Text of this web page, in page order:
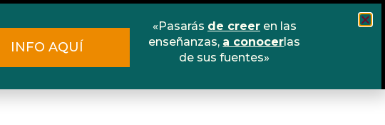
Blog Cursos Escuela online
INFO AQUÍ
«Pasarás de creeren las
enseñanzas, a conocerlas
de sus fuentes»